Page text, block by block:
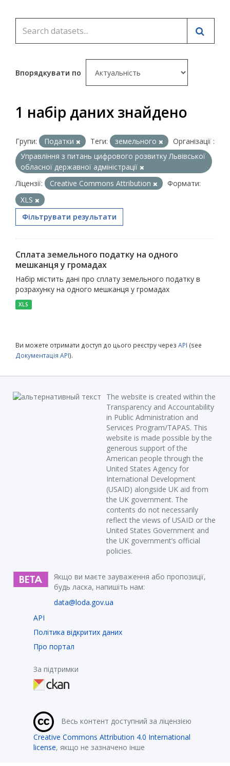
Впорядкувати по
1 набір даних знайдено
Групи: Податки Теги: земельного
Організації :
Управління з питань цифрового розвитку Львівської
обласної державної адміністрації
Ліцензії:
Creative Commons Attribution
Формати:
XLS
Фільтрувати результати
Сплата земельного податку на одного
мешканця у громадах
Набір містить дані про сплату земельного податку в
розрахунку на одного мешканця у громадах
XLS
Ви можете отримати доступ до цього реєстру через API (see
Документація API).
The website is created within the
Transparency and Accountability
in Public Administration and
Services Program/TAPAS. This
website is made possible by the
generous support of the
American people through the
United States Agency for
International Development
(USAID) alongside UK aid from
the UK government. The
contents do not necessarily
reflect the views of USAID or the
United States Government and
the UK government’s official
policies.
Якщо ви маєте зауваження або пропозиції,
будь ласка, напишіть нам:
data@loda.gov.ua
API
Політика відкритих даних
Про портал
За підтримки
Весь контент доступний за ліцензією
Creative Commons Attribution 4.0 International
license, якщо не зазначено інше